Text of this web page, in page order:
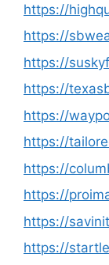
https://
https://
https://
https://
https://
https://
https://
https://
https://
https://